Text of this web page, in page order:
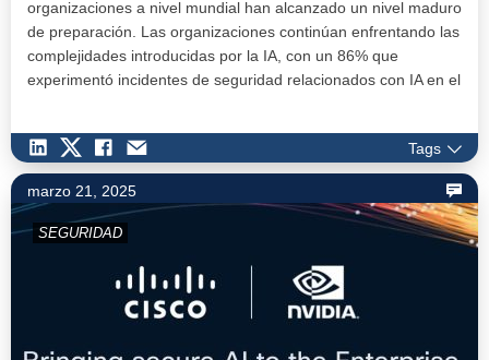
organizaciones a nivel mundial han alcanzado un nivel maduro
de preparación. Las organizaciones continúan enfrentando las
complejidades introducidas por la IA, con un 86% que
experimentó incidentes de seguridad relacionados con IA en el
Tags
marzo 21, 2025
SEGURIDAD